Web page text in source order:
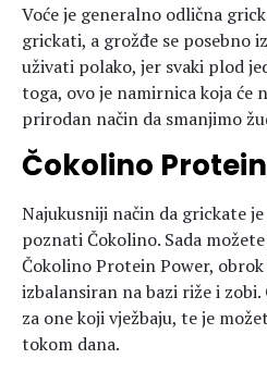
Voće je generalno odlična
grickati, a grožđe se posebno
uživati polako, jer svaki plod
toga, ovo je namirnica koja će
prirodan način da smanjimo
Čokolino
Najukusniji način da grickate
poznati Čokolino. Sada
Čokolino Protein Power,
izbalansiran na bazi riže i
za one koji vježbaju, te je
tokom dana.